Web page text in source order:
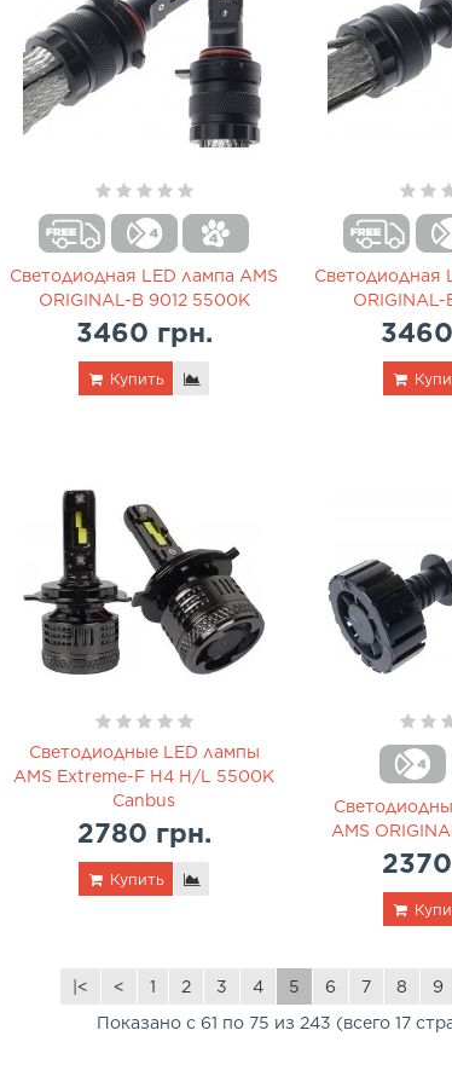
Светодиодная LED лампа AMS
ORIGINAL-B 9012 5500K
3460 грн.
Купить
Светодиодная
ORIGINAL-
Светодиодные LED лампы
AMS Extreme-F H4 H/L 5500K
Canbus
2780 грн.
Купить
AMS
|< < 1 2 3 4 5 6 7 8 9
Показано с 61 по 75 из 243 (всего 17